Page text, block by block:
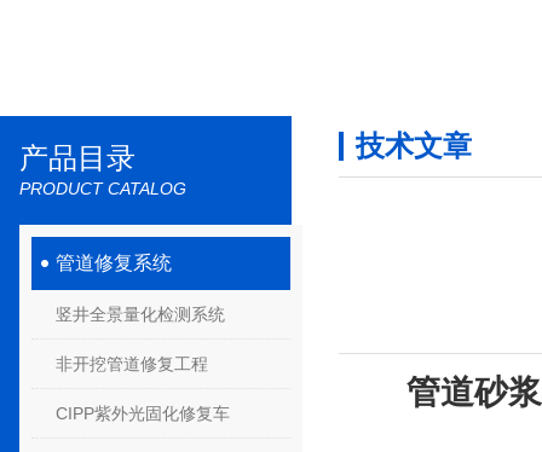
产品目录
PRODUCT CATALOG
管道修复系统
竖井全景量化检测系统
非开挖管道修复工程
CIPP紫外光固化修复车
技术文章
管道砂